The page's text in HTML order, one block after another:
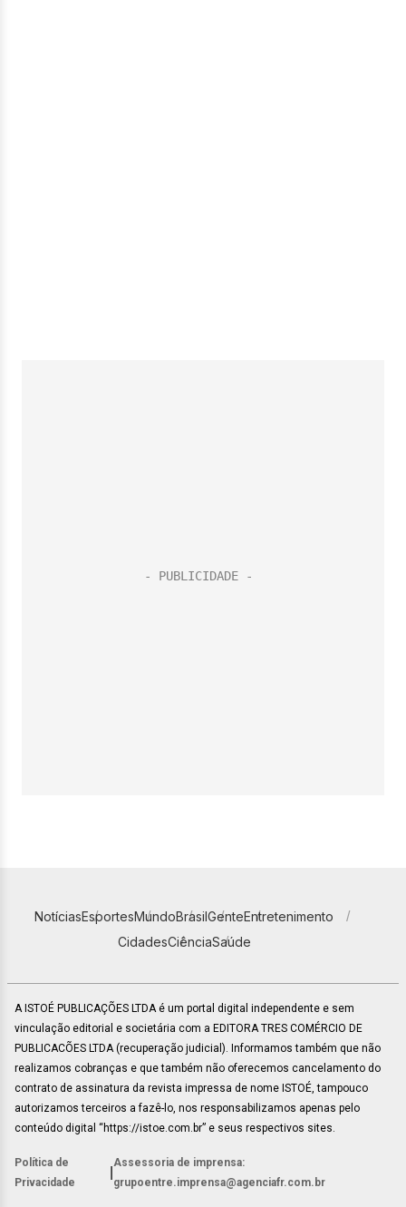
NotíciasEsportesMundoBrasilGenteEntretenimento
CidadesCiênciaSaúde
A ISTOÉ PUBLICAÇÕES LTDA é um portal digital independente e sem
vinculação editorial e societária com a EDITORA TRES COMÉRCIO DE
PUBLICACÕES LTDA (recuperação judicial). Informamos também que não
realizamos cobranças e que também não oferecemos cancelamento do
contrato de assinatura da revista impressa de nome ISTOÉ, tampouco
autorizamos terceiros a fazê-lo, nos responsabilizamos apenas pelo
conteúdo digital “https://istoe.com.br” e seus respectivos sites.
Política de
Privacidade
Assessoria de imprensa:
grupoentre.imprensa@agenciafr.com.br